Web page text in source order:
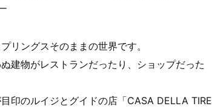
リングスそのままの世界です。
建物がレストランだったり、ショップだった
印のルイジとグイドの店「CASA DELLA TIRE